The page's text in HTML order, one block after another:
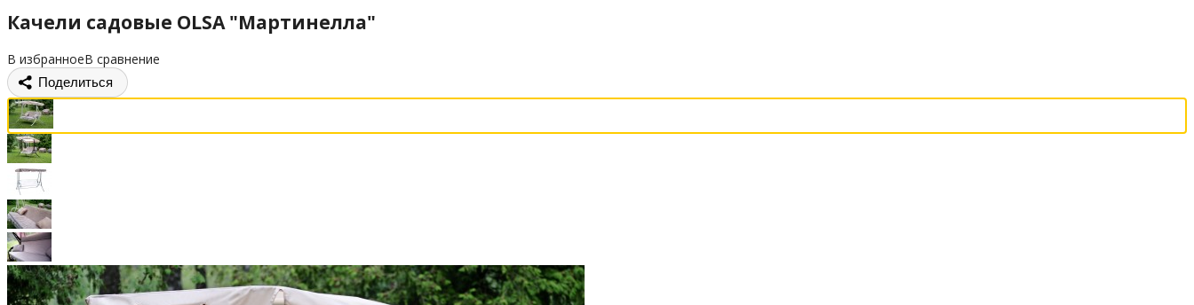
Качели садовые OLSA "Мартинелла"
В избранноеВ сравнение
Поделиться